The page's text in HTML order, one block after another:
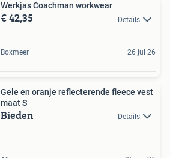
Werkjas Coachman workwear
€ 42,35 Details
Boxmeer 26 jul 26
Gele en oranje reflecterende fleece vest
maat S
Bieden Details